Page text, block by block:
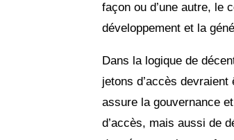
façon ou d’une autre, le
développement et la
Dans la logique de
jetons d’accès
assure la gouvernance
d’accès, mais aussi de